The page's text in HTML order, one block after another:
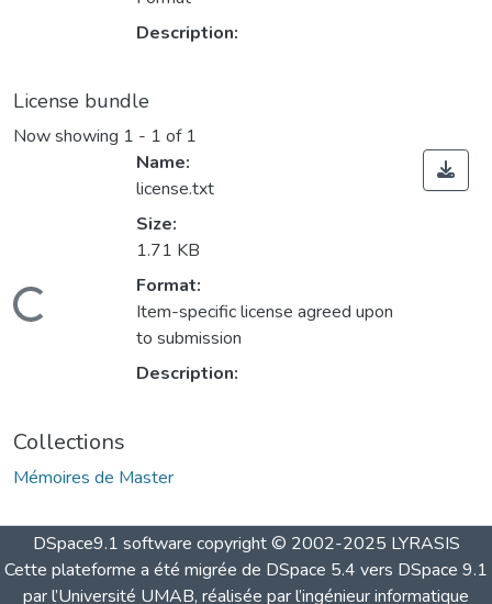
Description:
License bundle
Now showing 1 - 1 of 1
Loading...
Name:
license.txt
Size:
1.71 KB
Format:
Item-specific license agreed upon
to submission
Description:
Collections
Mémoires de Master
DSpace9.1 software copyright © 2002-2025 LYRASIS
Cette plateforme a été migrée de DSpace 5.4 vers DSpace 9.1
par l’Université UMAB, réalisée par l’ingénieur informatique